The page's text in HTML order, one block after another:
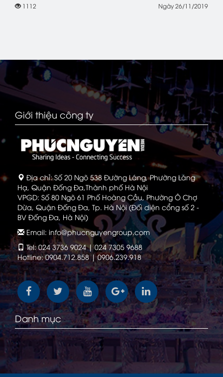
1112 Ngày 26/11/2019
Giới thiệu công ty
Địa chỉ: Số 20 Ngõ 538 Đường Láng, Phường Láng
Hạ, Quận Đống Đa,Thành phố Hà Nội
VPGD: Số 80 Ngõ 61 Phố Hoàng Cầu, Phường Ô Chợ
Dừa, Quận Đống Đa, Tp. Hà Nội (Đối diện cổng số 2 -
BV Đống Đa, Hà Nội)
Email: info@phucnguyengroup.com
Tel: 024 3736 9024 | 024 7305 9688
Hotline: 0904.712.858 | 0906.239.918
Danh mục